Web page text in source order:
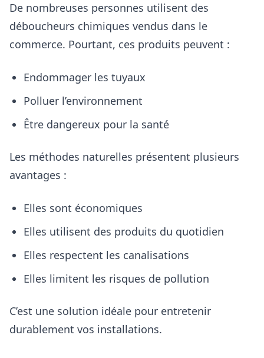
De nombreuses personnes utilisent des
déboucheurs chimiques vendus dans le
commerce. Pourtant, ces produits peuvent :
Endommager les tuyaux
Polluer l’environnement
Être dangereux pour la santé
Les méthodes naturelles présentent plusieurs
avantages :
Elles sont économiques
Elles utilisent des produits du quotidien
Elles respectent les canalisations
Elles limitent les risques de pollution
C’est une solution idéale pour entretenir
durablement vos installations.